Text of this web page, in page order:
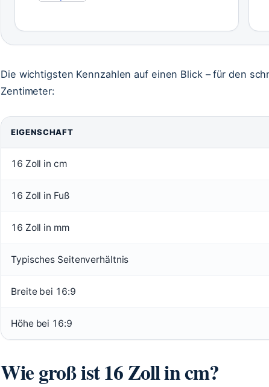
Die wichtigsten Kennzahlen auf einen Blick – für den
Zentimeter:
EIGENSCHAFT
16 Zoll in cm
16 Zoll in Fuß
16 Zoll in mm
Typisches Seitenverhältnis
Breite bei 16:9
Höhe bei 16:9
Wie groß ist 16 Zoll in cm?